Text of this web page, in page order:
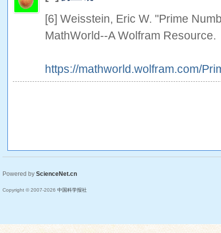
[6] Weisstein, Eric W. "Prime
MathWorld--A Wolfram Resource.
https://mathworld.wolfram.com/
Powered by ScienceNet.cn
Copyright © 2007-2026 中国科学报社